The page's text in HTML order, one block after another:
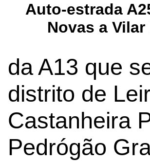
Auto-estrada
Novas a
da A13 que
distrito de
Castanheira
Pedrógão